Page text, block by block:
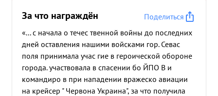
За что награждён
Поделиться
«... с начала о течес твенной войны до последних
дней оставления нашими войсками гор. Севас
поля принимала учас гие в героической обороне
города. участвовала в спасении бо ЙПО В и
командиро в при нападении вражеско авиации
на крейсер " Червона Украина", за что получила